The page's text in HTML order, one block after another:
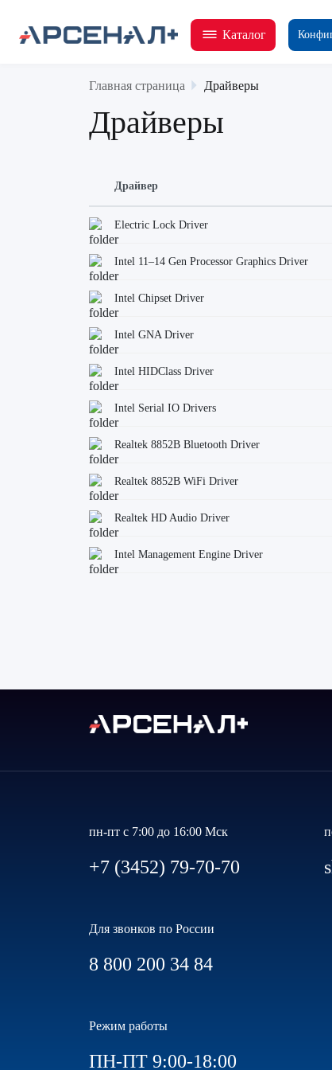
Каталог
Главная страница Драйверы
Драйверы
Драйвер
Electric Lock Driver
Intel 11–14 Gen Processor Graphics Driver
Intel Chipset Driver
Intel GNA Driver
Intel HIDClass Driver
Intel Serial IO Drivers
Realtek 8852B Bluetooth Driver
Realtek 8852B WiFi Driver
Realtek HD Audio Driver
Intel Management Engine Driver
пн-пт с 7:00 до 16:00 Мск
+7 (3452) 79-70-70
Для звонков по России
8 800 200 34 84
Режим работы
ПН-ПТ 9:00-18:00